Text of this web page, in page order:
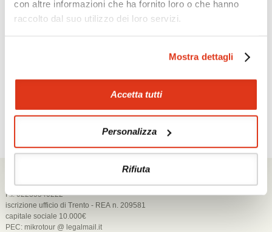
con altre informazioni che ha fornito loro o che hanno
raccolto dal suo utilizzo dei loro servizi.
Mostra dettagli
Accetta tutti
Personalizza
Rifiuta
Via Segantini 7 - 38015 Lavis (TN)
P.I. 02235540222
iscrizione ufficio di Trento - REA n. 209581
capitale sociale 10.000€
PEC: mikrotour @ legalmail.it